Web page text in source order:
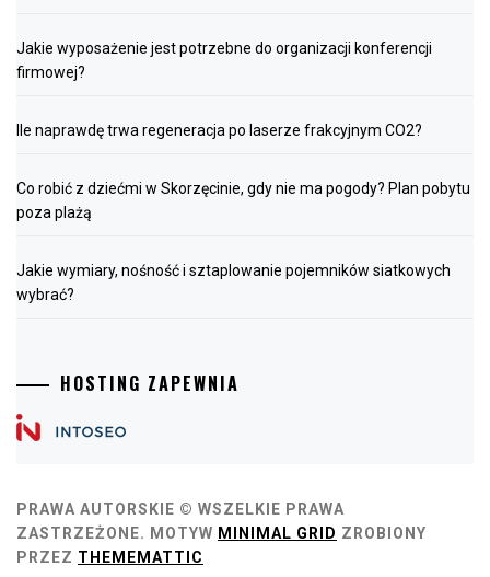
Jakie wyposażenie jest potrzebne do organizacji konferencji
firmowej?
Ile naprawdę trwa regeneracja po laserze frakcyjnym CO2?
Co robić z dziećmi w Skorzęcinie, gdy nie ma pogody? Plan pobytu
poza plażą
Jakie wymiary, nośność i sztaplowanie pojemników siatkowych
wybrać?
HOSTING ZAPEWNIA
PRAWA AUTORSKIE © WSZELKIE PRAWA
ZASTRZEŻONE. MOTYW MINIMAL GRID ZROBIONY
PRZEZ THEMEMATTIC